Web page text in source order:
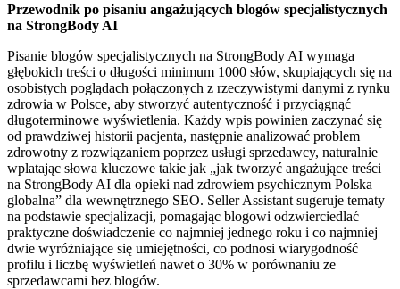
Przewodnik po pisaniu angażujących blogów specjalistycznych
na StrongBody AI
Pisanie blogów specjalistycznych na StrongBody AI wymaga
głębokich treści o długości minimum 1000 słów, skupiających się na
osobistych poglądach połączonych z rzeczywistymi danymi z rynku
zdrowia w Polsce, aby stworzyć autentyczność i przyciągnąć
długoterminowe wyświetlenia. Każdy wpis powinien zaczynać się
od prawdziwej historii pacjenta, następnie analizować problem
zdrowotny z rozwiązaniem poprzez usługi sprzedawcy, naturalnie
wplatając słowa kluczowe takie jak „jak tworzyć angażujące treści
na StrongBody AI dla opieki nad zdrowiem psychicznym Polska
globalna” dla wewnętrznego SEO. Seller Assistant sugeruje tematy
na podstawie specjalizacji, pomagając blogowi odzwierciedlać
praktyczne doświadczenie co najmniej jednego roku i co najmniej
dwie wyróżniające się umiejętności, co podnosi wiarygodność
profilu i liczbę wyświetleń nawet o 30% w porównaniu ze
sprzedawcami bez blogów.